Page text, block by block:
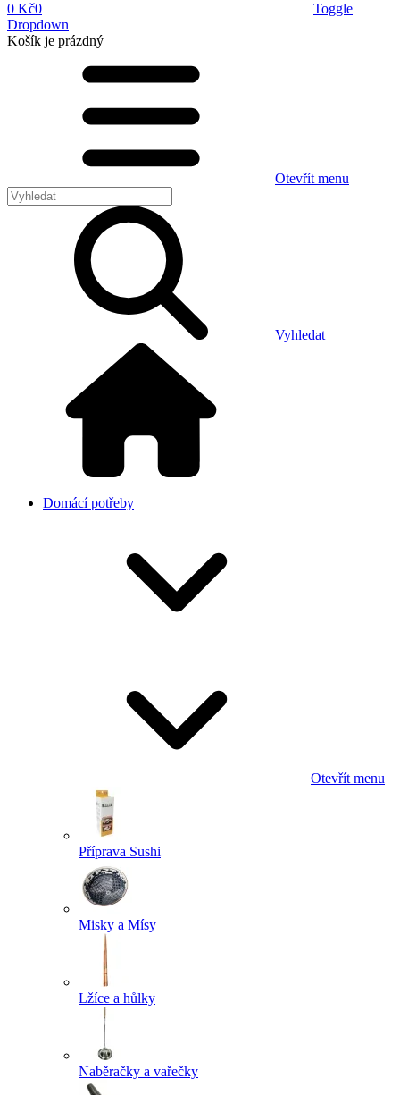
0 Kč0
Toggle
Dropdown
Košík je prázdný
Otevřít menu
Vyhledat
Domácí potřeby
Otevřít menu
Příprava Sushi
Misky a Mísy
Lžíce a hůlky
Naběračky a vařečky